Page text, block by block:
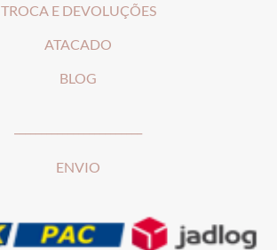
TROCA E DEVOLUÇÕES
ATACADO
BLOG
ENVIO